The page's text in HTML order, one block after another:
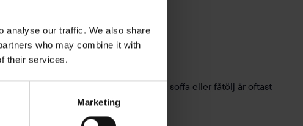
analyse our traffic. We also share
who may combine it with
their services.
Marketing
att bli störd eller störa andra. En tyst soffa eller fåtölj är oftast